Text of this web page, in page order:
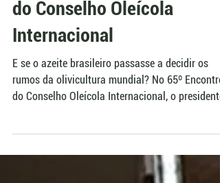
Brasil reforça protagonismo
na olivicultura em encontro
do Conselho Oleícola
Internacional
do Conselho Oleícola Internacional, o presidente
do Ibraoliva, Flávio Obino Filho, reforçou o